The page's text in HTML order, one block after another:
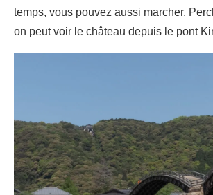
temps, vous pouvez aussi marcher.
on peut voir le château depuis le pont